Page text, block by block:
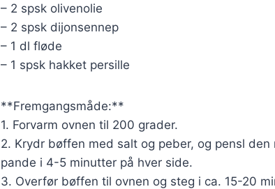
– 2 spsk olivenolie
– 2 spsk dijonsennep
– 1 dl fløde
– 1 spsk hakket persille
**Fremgangsmåde:**
1. Forvarm ovnen til 200 grader.
2. Krydr bøffen med salt og peber, og pensl
pande i 4-5 minutter på hver side.
3. Overfør bøffen til ovnen og steg i ca. 15-20